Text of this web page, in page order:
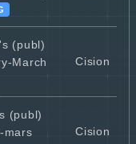
(publ)
March
Cision
(publ)
mars
Cision